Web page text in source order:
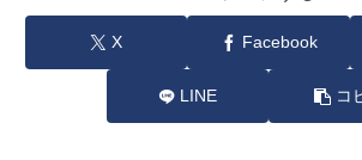
X Facebook
LINE コ